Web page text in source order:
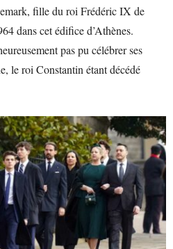
fille du roi Frédéric IX de
dans cet édifice d’Athènes.
pas pu célébrer ses
le roi Constantin étant décédé